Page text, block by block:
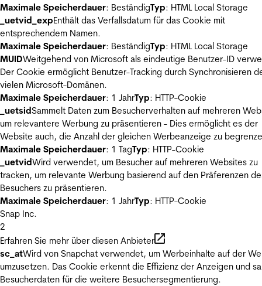
Maximale Speicherdauer: BeständigTyp: HTML Local Storage
_uetvid_expEnthält das Verfallsdatum für das Cookie mit
entsprechendem Namen.
Maximale Speicherdauer: BeständigTyp: HTML Local Storage
MUIDWeitgehend von Microsoft als eindeutige Benutzer-ID
Der Cookie ermöglicht Benutzer-Tracking durch Synchronisieren
vielen Microsoft-Domänen.
Maximale Speicherdauer: 1 JahrTyp: HTTP-Cookie
_uetsidSammelt Daten zum Besucherverhalten auf mehreren
um relevantere Werbung zu präsentieren - Dies ermöglicht es der
Website auch, die Anzahl der gleichen Werbeanzeige zu
Maximale Speicherdauer: 1 TagTyp: HTTP-Cookie
_uetvidWird verwendet, um Besucher auf mehreren Websites zu
tracken, um relevante Werbung basierend auf den Präferenzen
Besuchers zu präsentieren.
Maximale Speicherdauer: 1 JahrTyp: HTTP-Cookie
Snap Inc.
2
Erfahren Sie mehr über diesen Anbieter
sc_atWird von Snapchat verwendet, um Werbeinhalte auf der
umzusetzen. Das Cookie erkennt die Effizienz der Anzeigen und
Besucherdaten für die weitere Besuchersegmentierung.